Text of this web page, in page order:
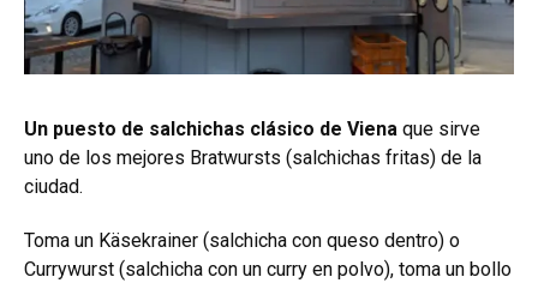
Un puesto de salchichas clásico de Viena que sirve
uno de los mejores Bratwursts (salchichas fritas) de la
ciudad.
Toma un Käsekrainer (salchicha con queso dentro) o
Currywurst (salchicha con un curry en polvo), toma un bollo